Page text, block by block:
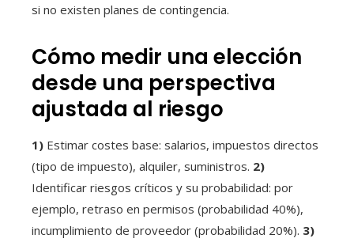
si no existen planes de contingencia.
Cómo medir una elección
desde una perspectiva
ajustada al riesgo
1) Estimar costes base: salarios, impuestos directos
(tipo de impuesto), alquiler, suministros. 2)
Identificar riesgos críticos y su probabilidad: por
ejemplo, retraso en permisos (probabilidad 40%),
incumplimiento de proveedor (probabilidad 20%). 3)